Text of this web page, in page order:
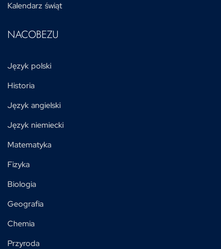
Kalendarz świąt
NACOBEZU
Język polski
Historia
Język angielski
Język niemiecki
Matematyka
Fizyka
Biologia
Geografia
Chemia
Przyroda